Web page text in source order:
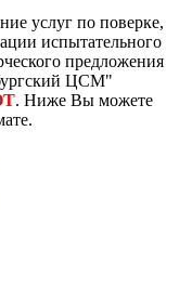
услуг по поверке,
испытательного
предложения
ЦСМ"
. Ниже Вы можете